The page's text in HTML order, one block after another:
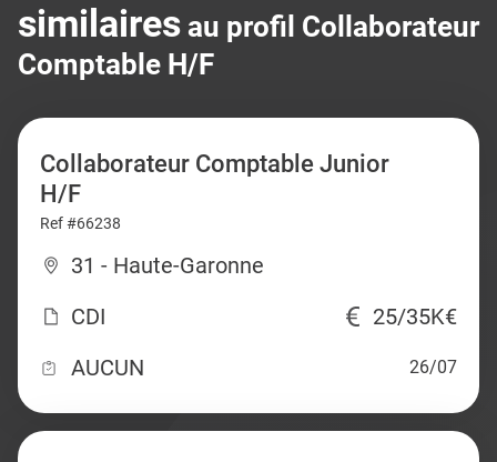
similaires au profil Collaborateur
Comptable H/F
Collaborateur Comptable Junior
H/F
Ref #66238
31 - Haute-Garonne
CDI
25/35K€
AUCUN
26/07